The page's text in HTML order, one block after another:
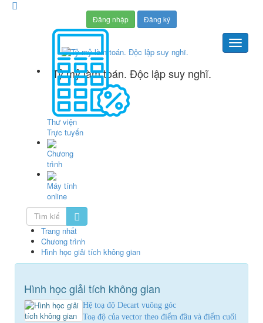
Đăng nhập Đăng ký
Tỷ mỷ làm toán. Độc lập suy nghĩ.
Thư viện
Trực tuyến
Chương
trình
Máy tính
online
Trang nhất
Chương trình
Hình học giải tích không gian
Hình học giải tích không gian
Hệ toạ độ Decart vuông góc
Toạ độ của vector theo điểm đầu và điểm cuối